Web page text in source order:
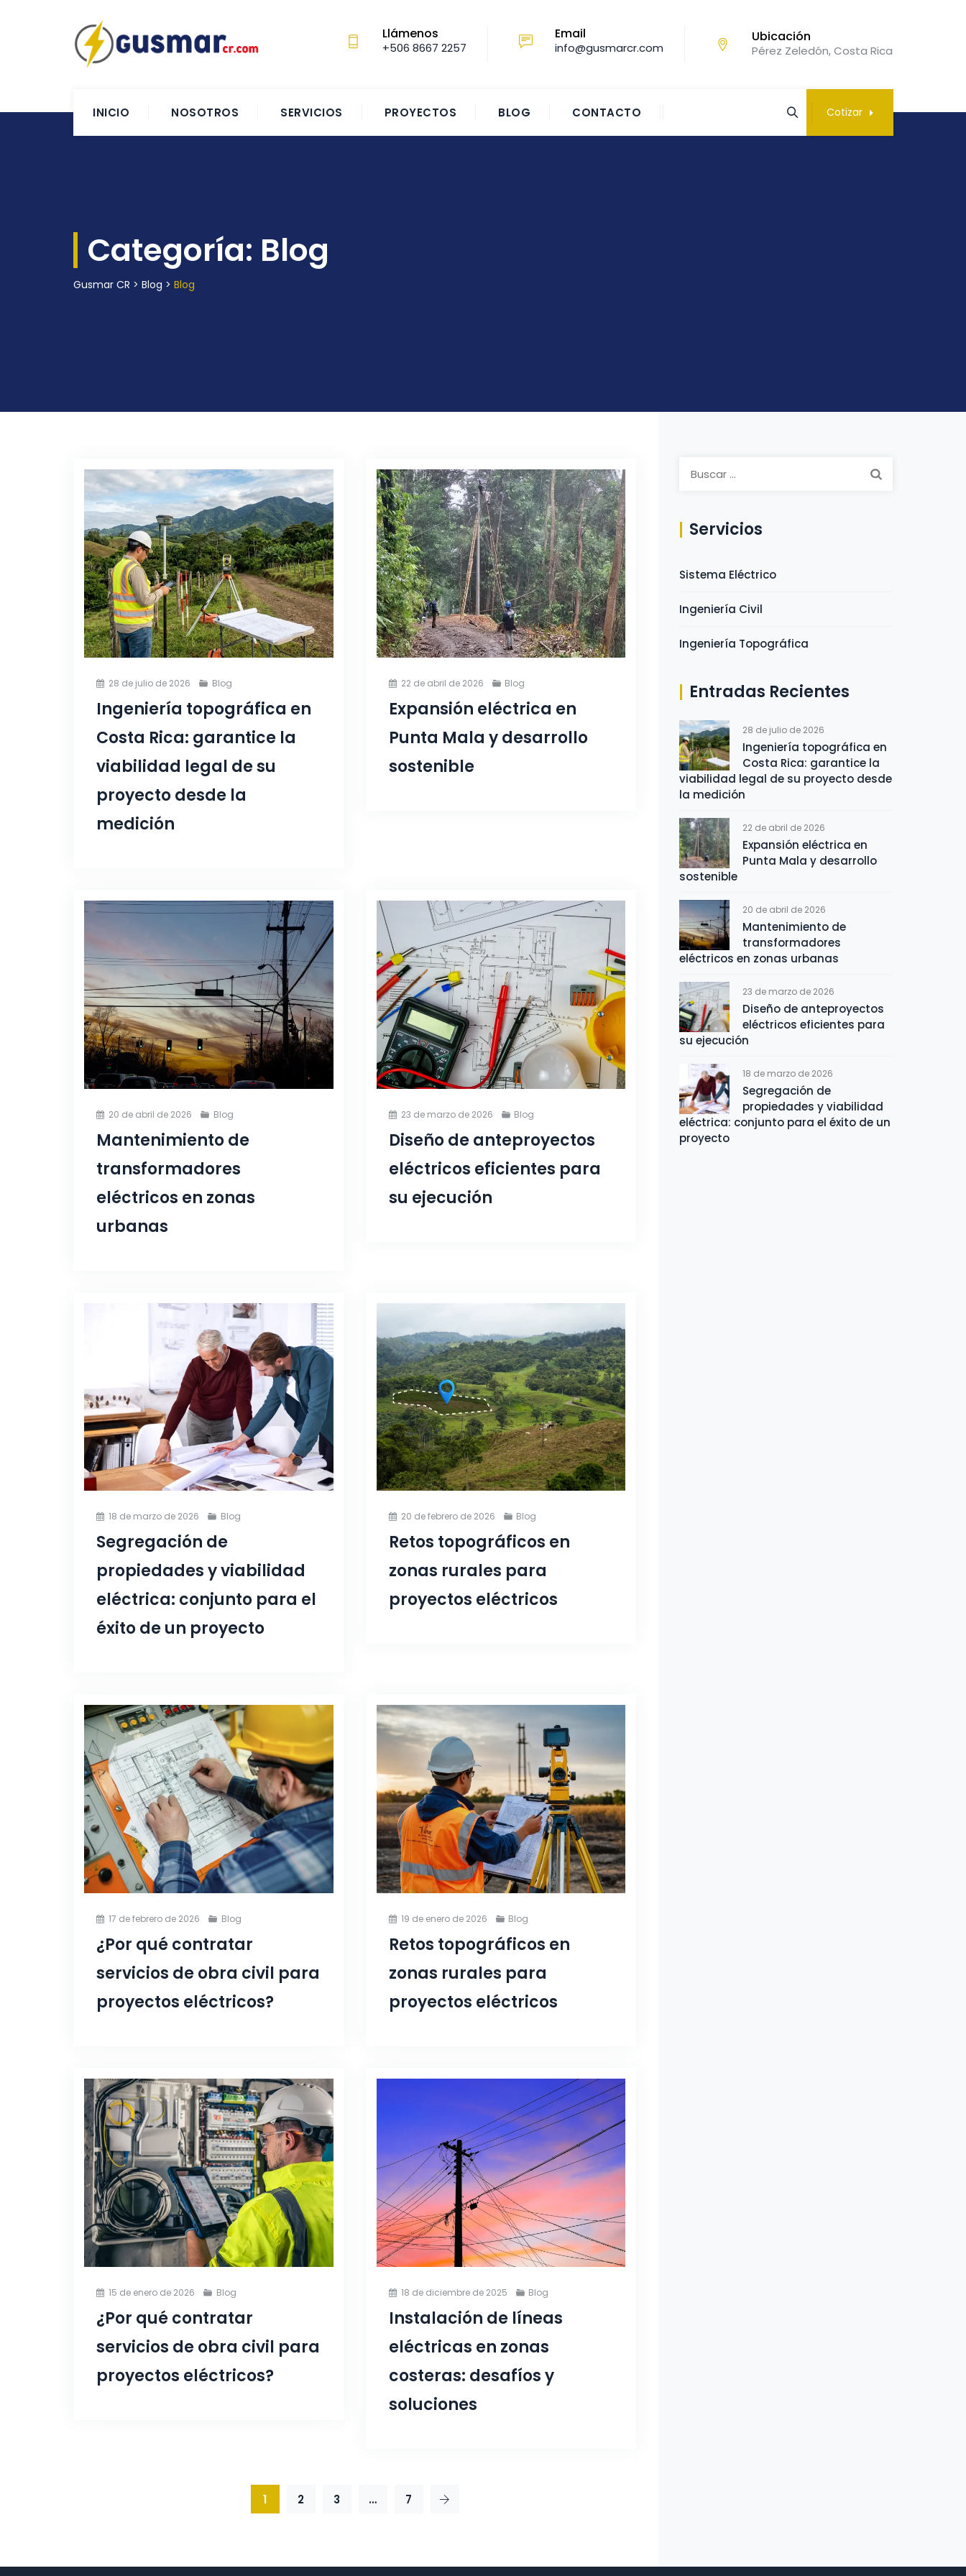
Llámenos
+506 8667 2257‬
Email
info@gusmarcr.com
Ubicación
Pérez Zeledón, Costa Rica
INICIO NOSOTROS SERVICIOS PROYECTOS BLOG CONTACTO Cotizar
Categoría: Blog
Gusmar CR > Blog > Blog
28 de julio de 2026 Blog
Ingeniería topográfica en
Costa Rica: garantice la
viabilidad legal de su
proyecto desde la
medición
22 de abril de 2026 Blog
Expansión eléctrica en
Punta Mala y desarrollo
sostenible
20 de abril de 2026 Blog
Mantenimiento de
transformadores
eléctricos en zonas
urbanas
23 de marzo de 2026 Blog
Diseño de anteproyectos
eléctricos eficientes para
su ejecución
18 de marzo de 2026 Blog
Segregación de
propiedades y viabilidad
eléctrica: conjunto para el
éxito de un proyecto
20 de febrero de 2026 Blog
Retos topográficos en
zonas rurales para
proyectos eléctricos
17 de febrero de 2026 Blog
¿Por qué contratar
servicios de obra civil para
proyectos eléctricos?
19 de enero de 2026 Blog
Retos topográficos en
zonas rurales para
proyectos eléctricos
15 de enero de 2026 Blog
¿Por qué contratar
servicios de obra civil para
proyectos eléctricos?
18 de diciembre de 2025 Blog
Instalación de líneas
eléctricas en zonas
costeras: desafíos y
soluciones
1 2 3 … 7
Servicios
Sistema Eléctrico
Ingeniería Civil
Ingeniería Topográfica
Entradas Recientes
28 de julio de 2026
Ingeniería topográfica en
Costa Rica: garantice la
viabilidad legal de su proyecto desde
la medición
22 de abril de 2026
Expansión eléctrica en
Punta Mala y desarrollo
sostenible
20 de abril de 2026
Mantenimiento de
transformadores
eléctricos en zonas urbanas
23 de marzo de 2026
Diseño de anteproyectos
eléctricos eficientes para
su ejecución
18 de marzo de 2026
Segregación de
propiedades y viabilidad
eléctrica: conjunto para el éxito de un
proyecto